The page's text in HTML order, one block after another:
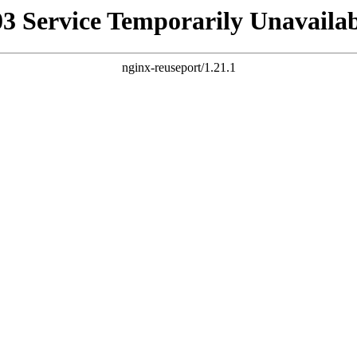
Service Temporarily
nginx-reuseport/1.21.1